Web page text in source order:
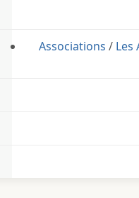
Associations / Les